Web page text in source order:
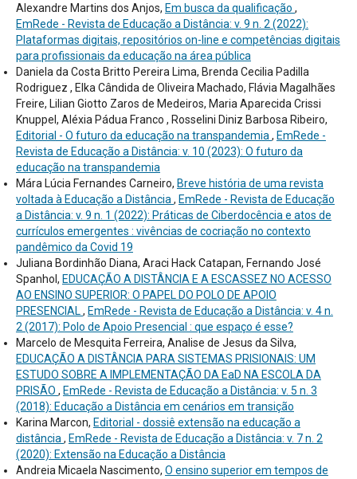
Alexandre Martins dos Anjos, Em busca da qualificação ,
EmRede - Revista de Educação a Distância: v. 9 n. 2 (2022):
Plataformas digitais, repositórios on-line e competências digitais
para profissionais da educação na área pública
Daniela da Costa Britto Pereira Lima, Brenda Cecilia Padilla
Rodriguez , Elka Cândida de Oliveira Machado, Flávia Magalhães
Freire, Lilian Giotto Zaros de Medeiros, Maria Aparecida Crissi
Knuppel, Aléxia Pádua Franco , Rosselini Diniz Barbosa Ribeiro,
Editorial - O futuro da educação na transpandemia , EmRede -
Revista de Educação a Distância: v. 10 (2023): O futuro da
educação na transpandemia
Mára Lúcia Fernandes Carneiro, Breve história de uma revista
voltada à Educação a Distância , EmRede - Revista de Educação
a Distância: v. 9 n. 1 (2022): Práticas de Ciberdocência e atos de
currículos emergentes : vivências de cocriação no contexto
pandêmico da Covid 19
Juliana Bordinhão Diana, Araci Hack Catapan, Fernando José
Spanhol, EDUCAÇÃO A DISTÂNCIA E A ESCASSEZ NO ACESSO
AO ENSINO SUPERIOR: O PAPEL DO POLO DE APOIO
PRESENCIAL , EmRede - Revista de Educação a Distância: v. 4 n.
2 (2017): Polo de Apoio Presencial : que espaço é esse?
Marcelo de Mesquita Ferreira, Analise de Jesus da Silva,
EDUCAÇÃO A DISTÂNCIA PARA SISTEMAS PRISIONAIS: UM
ESTUDO SOBRE A IMPLEMENTAÇÃO DA EaD NA ESCOLA DA
PRISÃO , EmRede - Revista de Educação a Distância: v. 5 n. 3
(2018): Educação a Distância em cenários em transição
Karina Marcon, Editorial - dossiê extensão na educação a
distância , EmRede - Revista de Educação a Distância: v. 7 n. 2
(2020): Extensão na Educação a Distância
Andreia Micaela Nascimento, O ensino superior em tempos de